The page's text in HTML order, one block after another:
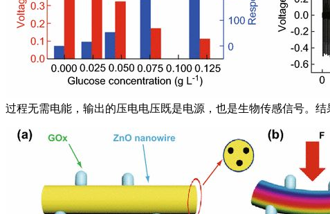
过程无需电能，输出的压电电压既是电源，也是生物传感信号。